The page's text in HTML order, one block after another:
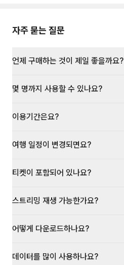
자주 묻는 질문
언제 구매하는 것이 제일 좋을까요?
몇 명까지 사용할 수 있나요?
이용기간은요?
여행 일정이 변경되면요?
티켓이 포함되어 있나요?
스트리밍 재생 가능한가요?
어떻게 다운로드하나요?
데이터를 많이 사용하나요?